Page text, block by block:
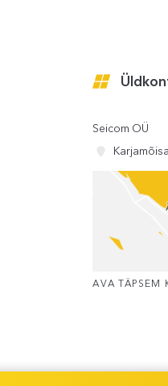
Seicom OÜ
AVA TÄPSEM